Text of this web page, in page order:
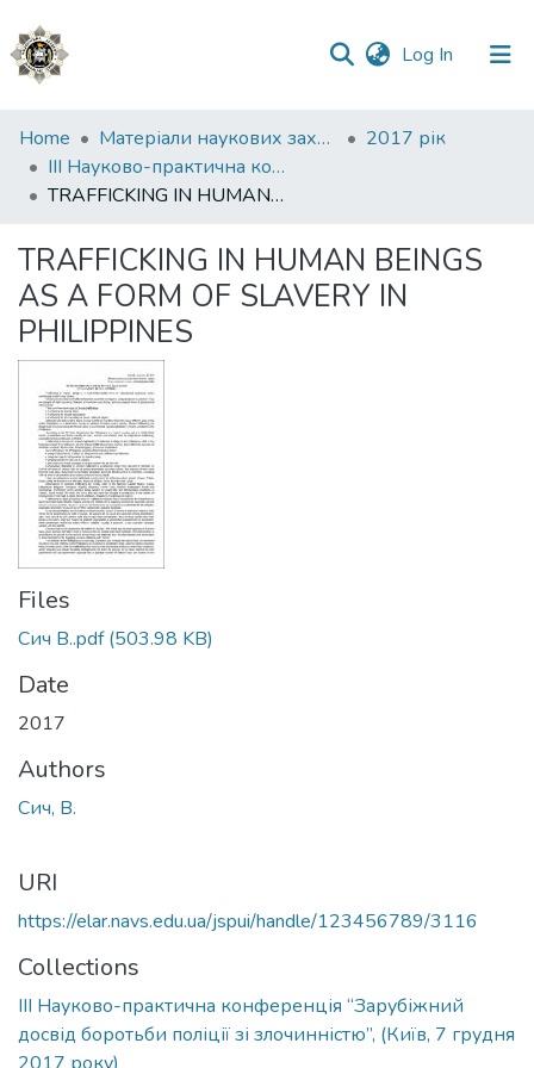
Log In (current)
Communities
&
Collections
Statistics
Home Матеріали наукових заходів
2017 рік
ІІІ Науково-практична конференція “Зарубіжний досвід боротьби поліції зі злочинністю”, (Київ, 7 грудня 2017 року)
TRAFFICKING IN HUMAN BEINGS AS A FORM OF SLAVERY IN PHILIPPINES
TRAFFICKING IN HUMAN BEINGS
AS A FORM OF SLAVERY IN
PHILIPPINES
Files
Сич В..pdf(503.98 KB)
Date
2017
Authors
Сич, В.
URI
https://elar.navs.edu.ua/jspui/handle/123456789/3116
Collections
ІІІ Науково-практична конференція “Зарубіжний
досвід боротьби поліції зі злочинністю”, (Київ, 7 грудня